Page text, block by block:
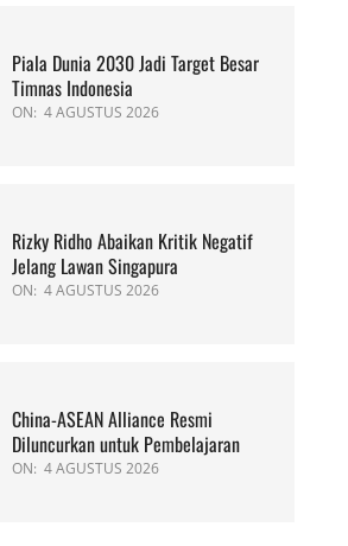
Piala Dunia 2030 Jadi Target Besar
Timnas Indonesia
ON: 4 AGUSTUS 2026
Rizky Ridho Abaikan Kritik Negatif
Jelang Lawan Singapura
ON: 4 AGUSTUS 2026
China-ASEAN Alliance Resmi
Diluncurkan untuk Pembelajaran
ON: 4 AGUSTUS 2026